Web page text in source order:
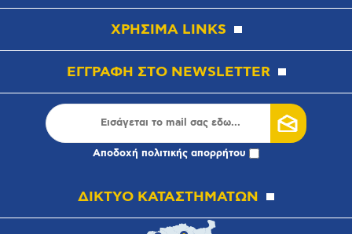
ΧΡΗΣΙΜΑ LINKS
ΕΓΓΡΑΦΗ ΣΤΟ NEWSLETTER
Αποδοχή πολιτικής απορρήτου
ΔΙΚΤΥΟ ΚΑΤΑΣΤΗΜΑΤΩΝ